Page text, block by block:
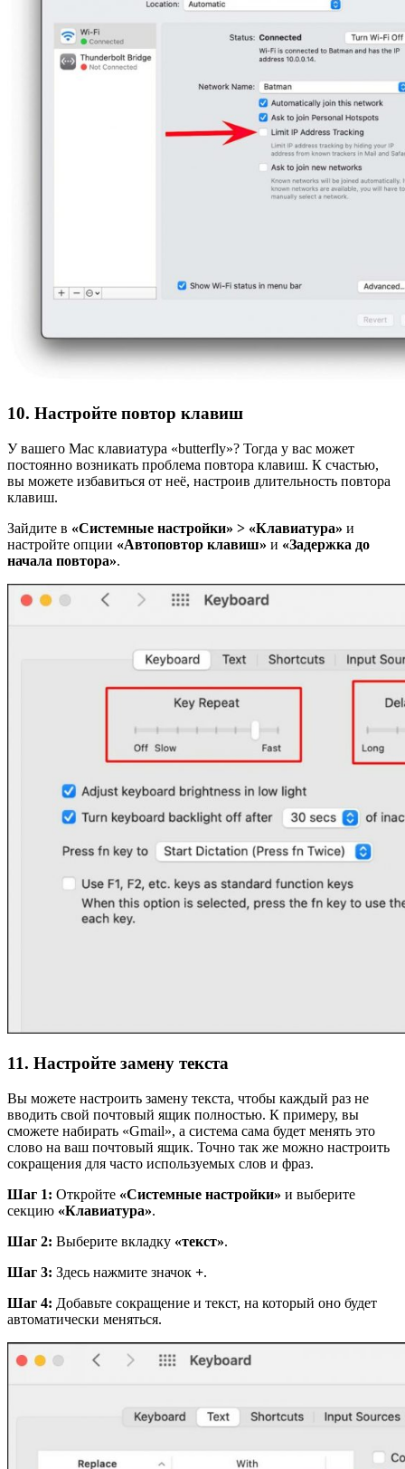
10. Настройте повтор клавиш
У вашего Mac клавиатура «butterfly»? Тогда у вас может
постоянно возникать проблема повтора клавиш. К счастью,
вы можете избавиться от неё, настроив длительность повтора
клавиш.
Зайдите в «Системные настройки» > «Клавиатура» и
настройте опции «Автоповтор клавиш» и «Задержка до
начала повтора».
11. Настройте замену текста
Вы можете настроить замену текста, чтобы каждый раз не
вводить свой почтовый ящик полностью. К примеру, вы
сможете набирать «Gmail», а система сама будет менять это
слово на ваш почтовый ящик. Точно так же можно настроить
сокращения для часто используемых слов и фраз.
Шаг 1: Откройте «Системные настройки» и выберите
секцию «Клавиатура».
Шаг 2: Выберите вкладку «текст».
Шаг 3: Здесь нажмите значок +.
Шаг 4: Добавьте сокращение и текст, на который оно будет
автоматически меняться.